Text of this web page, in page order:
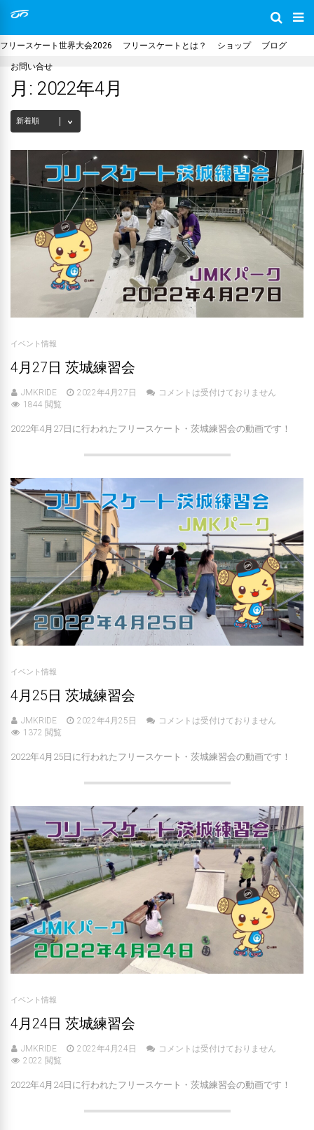
フリースケート世界大会2026 フリースケートとは？ ショップ ブログ
お問い合せ
月: 2022年4月
イベント情報
4月27日 茨城練習会
JMKRIDE 2022年4月27日
コメントは受付けておりません
1844 閲覧
2022年4月27日に行われたフリースケート・茨城練習会の動画です！
イベント情報
4月25日 茨城練習会
JMKRIDE 2022年4月25日
コメントは受付けておりません
1372 閲覧
2022年4月25日に行われたフリースケート・茨城練習会の動画です！
イベント情報
4月24日 茨城練習会
JMKRIDE 2022年4月24日
コメントは受付けておりません
2022 閲覧
2022年4月24日に行われたフリースケート・茨城練習会の動画です！